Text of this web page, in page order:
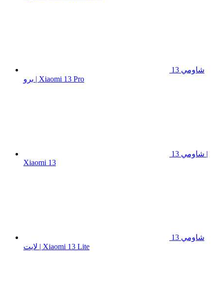
شاومي 13
برو | Xiaomi 13 Pro
شاومي 13 |
Xiaomi 13
شاومي 13
لايت | Xiaomi 13 Lite